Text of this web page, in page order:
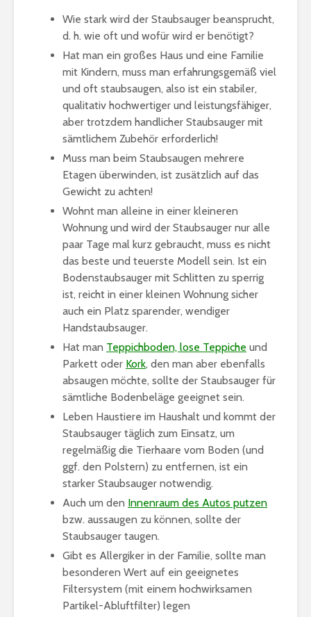
Wie stark wird der Staubsauger beansprucht,
d. h. wie oft und wofür wird er benötigt?
Hat man ein großes Haus und eine Familie
mit Kindern, muss man erfahrungsgemäß viel
und oft staubsaugen, also ist ein stabiler,
qualitativ hochwertiger und leistungsfähiger,
aber trotzdem handlicher Staubsauger mit
sämtlichem Zubehör erforderlich!
Muss man beim Staubsaugen mehrere
Etagen überwinden, ist zusätzlich auf das
Gewicht zu achten!
Wohnt man alleine in einer kleineren
Wohnung und wird der Staubsauger nur alle
paar Tage mal kurz gebraucht, muss es nicht
das beste und teuerste Modell sein. Ist ein
Bodenstaubsauger mit Schlitten zu sperrig
ist, reicht in einer kleinen Wohnung sicher
auch ein Platz sparender, wendiger
Handstaubsauger.
Hat man Teppichboden, lose Teppiche und
Parkett oder Kork, den man aber ebenfalls
absaugen möchte, sollte der Staubsauger für
sämtliche Bodenbeläge geeignet sein.
Leben Haustiere im Haushalt und kommt der
Staubsauger täglich zum Einsatz, um
regelmäßig die Tierhaare vom Boden (und
ggf. den Polstern) zu entfernen, ist ein
starker Staubsauger notwendig.
Auch um den Innenraum des Autos putzen
bzw. aussaugen zu können, sollte der
Staubsauger taugen.
Gibt es Allergiker in der Familie, sollte man
besonderen Wert auf ein geeignetes
Filtersystem (mit einem hochwirksamen
Partikel-Abluftfilter) legen